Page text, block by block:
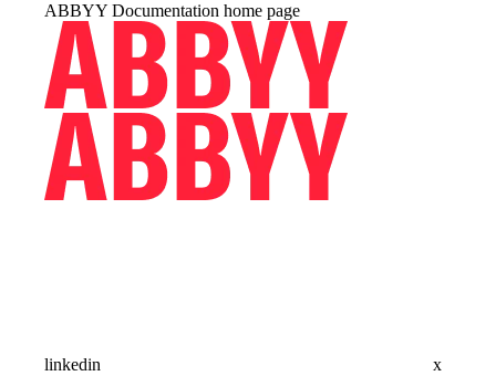
ABBYY Documentation home page
linkedin x